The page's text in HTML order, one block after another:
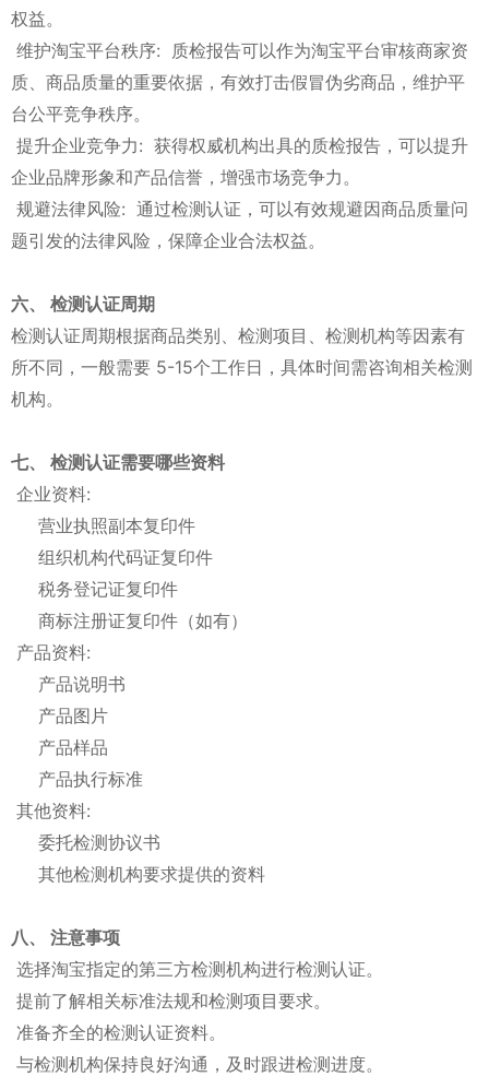
权益。
维护淘宝平台秩序: 质检报告可以作为淘宝平台审核商家资
质、商品质量的重要依据，有效打击假冒伪劣商品，维护平
台公平竞争秩序。
提升企业竞争力: 获得权威机构出具的质检报告，可以提升
企业品牌形象和产品信誉，增强市场竞争力。
规避法律风险: 通过检测认证，可以有效规避因商品质量问
题引发的法律风险，保障企业合法权益。
六、 检测认证周期
检测认证周期根据商品类别、检测项目、检测机构等因素有
所不同，一般需要 5-15个工作日，具体时间需咨询相关检测
机构。
七、 检测认证需要哪些资料
企业资料:
营业执照副本复印件
组织机构代码证复印件
税务登记证复印件
商标注册证复印件（如有）
产品资料:
产品说明书
产品图片
产品样品
产品执行标准
其他资料:
委托检测协议书
其他检测机构要求提供的资料
八、 注意事项
选择淘宝指定的第三方检测机构进行检测认证。
提前了解相关标准法规和检测项目要求。
准备齐全的检测认证资料。
与检测机构保持良好沟通，及时跟进检测进度。